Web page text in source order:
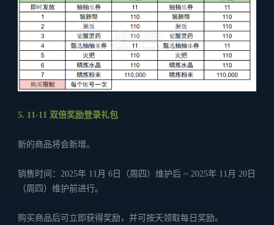
5. 11-11 双倍奖励登录礼包
新的商品将会新增。
销售时间：2025年 11月 6日（周四）维护后 ~ 2025年 11月 20日
（周四）维护前进行。
购买商品后可立即获得奖励，并可按天领取每日奖励。